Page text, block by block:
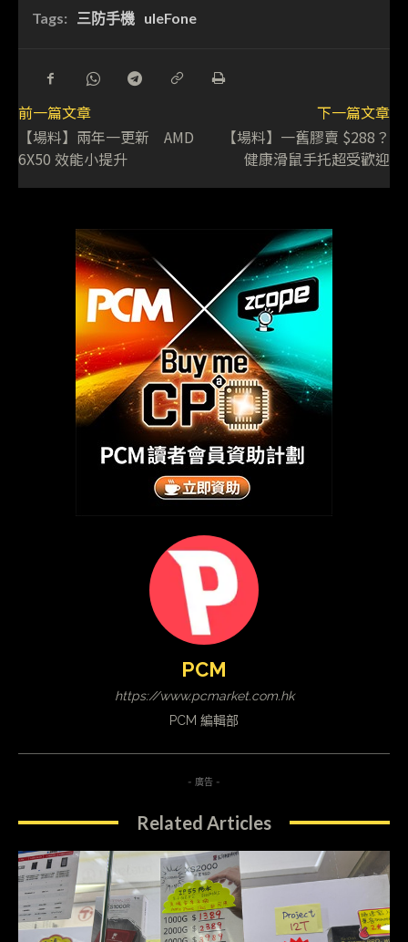
Tags: 三防手機 uleFone
前一篇文章
【場料】兩年一更新 AMD
6X50 效能小提升
下一篇文章
【場料】一舊膠賣 $288？
健康滑鼠手托超受歡迎
PCM
https://www.pcmarket.com.hk
PCM 編輯部
- 廣告 -
Related Articles